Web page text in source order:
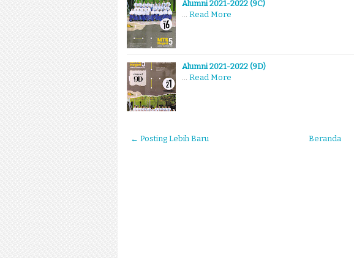
Alumni 2021-2022 (9C)
… Read More
Alumni 2021-2022 (9D)
… Read More
← Posting Lebih Baru Beranda